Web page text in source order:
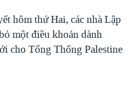
TẠI DẢI GAZA
ĐƯỜNG
HẠ 'BÊN THẮNG CUỘC'
hôm thứ Hai, các nhà Lập
một điều khoản dành
cho Tổng Thống Palestine